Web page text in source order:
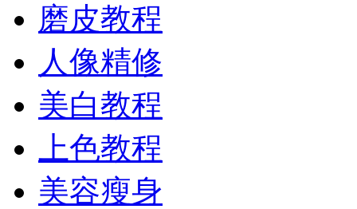
磨皮教程
人像精修
美白教程
上色教程
美容瘦身